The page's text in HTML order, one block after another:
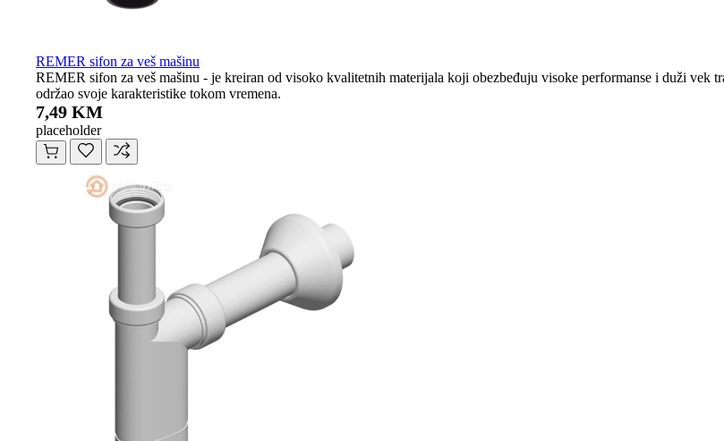
REMER sifon za veš mašinu
REMER sifon za veš mašinu - je kreiran od visoko kvalitetnih materijala koji obezbeđuju visoke performanse i duži vek
održao svoje karakteristike tokom vremena.
7,49 KM
placeholder